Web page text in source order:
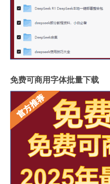
免费可商用字体批量下载